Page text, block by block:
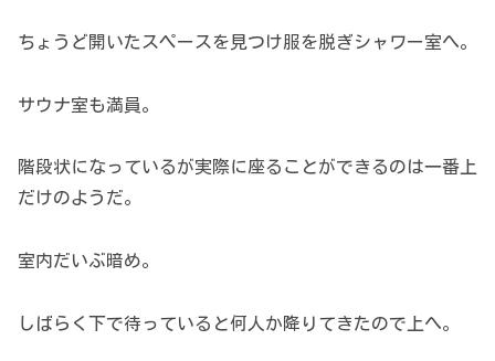
ちょうど開いたスペースを見つけ服を脱ぎシャワー室へ。
サウナ室も満員。
階段状になっているが実際に座ることができるのは一番上
だけのようだ。
室内だいぶ暗め。
しばらく下で待っていると何人か降りてきたので上へ。